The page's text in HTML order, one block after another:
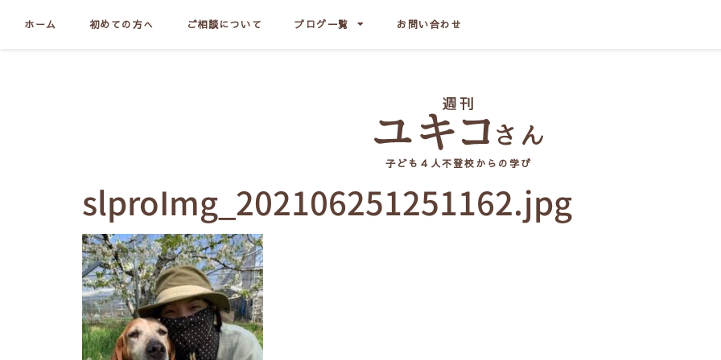
ホーム 初めての方へ ご相談について ブログ一覧 お問い合わせ
子ども４人不登校からの学び
slproImg_202106251251162.jpg